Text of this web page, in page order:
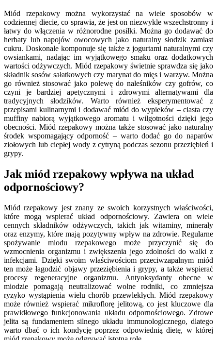
Miód rzepakowy można wykorzystać na wiele sposobów w
codziennej diecie, co sprawia, że jest on niezwykle wszechstronny i
łatwy do włączenia w różnorodne posiłki. Można go dodawać do
herbaty lub napojów owocowych jako naturalny słodzik zamiast
cukru. Doskonale komponuje się także z jogurtami naturalnymi czy
owsiankami, nadając im wyjątkowego smaku oraz dodatkowych
wartości odżywczych. Miód rzepakowy świetnie sprawdza się jako
składnik sosów sałatkowych czy marynat do mięs i warzyw. Można
go również stosować jako polewę do naleśników czy gofrów, co
czyni je bardziej apetycznymi i zdrowymi alternatywami dla
tradycyjnych słodzików. Warto również eksperymentować z
przepisami kulinarnymi i dodawać miód do wypieków – ciasta czy
muffiny nabiorą wyjątkowego aromatu i wilgotności dzięki jego
obecności. Miód rzepakowy można także stosować jako naturalny
środek wspomagający odporność – warto dodać go do naparów
ziołowych lub ciepłej wody z cytryną podczas sezonu przeziębień i
grypy.
Jak miód rzepakowy wpływa na układ
odpornościowy?
Miód rzepakowy jest znany ze swoich korzystnych właściwości,
które mogą wspierać układ odpornościowy. Zawiera on wiele
cennych składników odżywczych, takich jak witaminy, minerały
oraz enzymy, które mają pozytywny wpływ na zdrowie. Regularne
spożywanie miodu rzepakowego może przyczynić się do
wzmocnienia organizmu i zwiększenia jego zdolności do walki z
infekcjami. Dzięki swoim właściwościom przeciwzapalnym miód
ten może łagodzić objawy przeziębienia i grypy, a także wspierać
procesy regeneracyjne organizmu. Antyoksydanty obecne w
miodzie pomagają neutralizować wolne rodniki, co zmniejsza
ryzyko wystąpienia wielu chorób przewlekłych. Miód rzepakowy
może również wspierać mikroflorę jelitową, co jest kluczowe dla
prawidłowego funkcjonowania układu odpornościowego. Zdrowe
jelita są fundamentem silnego układu immunologicznego, dlatego
warto dbać o ich kondycję poprzez odpowiednią dietę, w której